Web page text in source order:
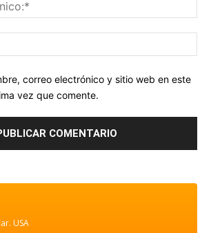
correo electrónico y sitio web en este
vez que comente.
USA